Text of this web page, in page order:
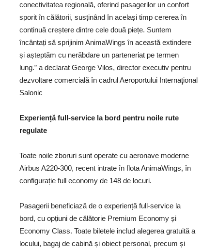
conectivitatea regională, oferind pasagerilor un confort
sporit în călătorii, susținând în același timp cererea în
continuă creștere dintre cele două piețe. Suntem
încântați să sprijinim AnimaWings în această extindere
și așteptăm cu nerăbdare un parteneriat pe termen
lung.” a declarat George Vilos, director executiv pentru
dezvoltare comercială în cadrul Aeroportului Internaţional
Salonic
Experiență full-service la bord pentru noile rute
regulate
Toate noile zboruri sunt operate cu aeronave moderne
Airbus A220-300, recent intrate în flota AnimaWings, în
configurație full economy de 148 de locuri.
Pasagerii beneficiază de o experiență full-service la
bord, cu opțiuni de călătorie Premium Economy și
Economy Class. Toate biletele includ alegerea gratuită a
locului, bagaj de cabină și obiect personal, precum și